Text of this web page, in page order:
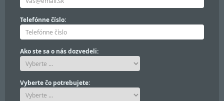
Telefónne číslo:
Ako ste sa o nás dozvedeli:
Vyberte čo potrebujete: